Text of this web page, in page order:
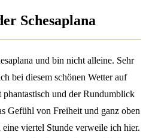
Schesaplana
und bin nicht alleine. Sehr
bei diesem schönen Wetter auf
und der Rundumblick
Gefühl von Freiheit und ganz oben
viertel Stunde verweile ich hier.